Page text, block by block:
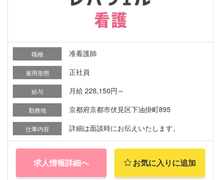
職種 准看護師
雇用形態 正社員
給与 月給 228,150円～
勤務地 京都府京都市伏見区下油掛町895
仕事内容 詳細は面談時にお伝えいたします。
求人情報詳細へ お気に入りに追加